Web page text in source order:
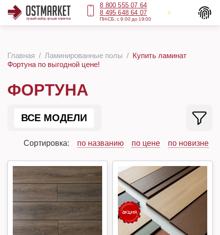
8 800 555 07 64
8 495 648 64 07
ПН-СБ: с 9:00 до 19:00
Главная Ламинированные полы
Купить ламинат
Фортуна по выгодной цене!
ФОРТУНА
ВСЕ МОДЕЛИ
Сортировка: по названию по цене по новизне